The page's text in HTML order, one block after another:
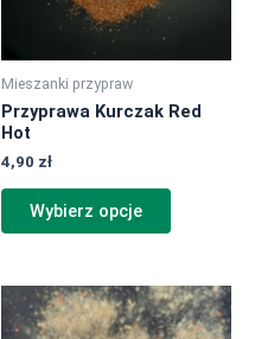
Mieszanki przypraw
Przyprawa Kurczak Red
Hot
4,90 zł
Wybierz opcje
stronie
Ten
produkt